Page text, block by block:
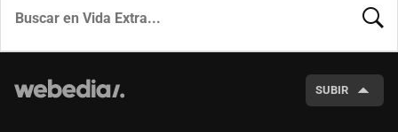
SUBIR